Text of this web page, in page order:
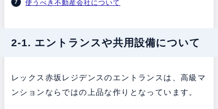
使うべき不動産会社について
2-1. エントランスや共用設備について
レックス赤坂レジデンスのエントランスは、高級マ
ンションならではの上品な作りとなっています。